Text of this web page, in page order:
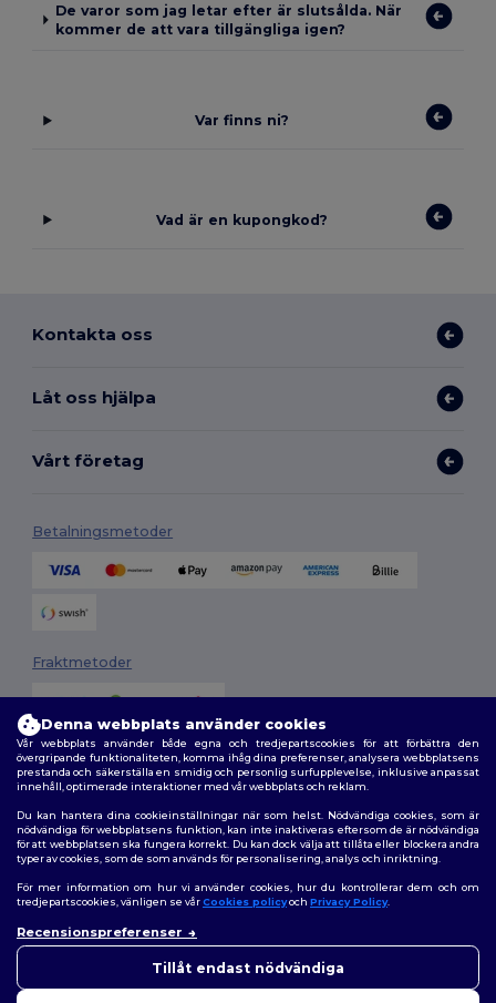
De varor som jag letar efter är slutsålda. När
kommer de att vara tillgängliga igen?
Var finns ni?
Vad är en kupongkod?
Kontakta oss
Låt oss hjälpa
Vårt företag
Betalningsmetoder
Fraktmetoder
2026. Alla rättigheter förbehållna
Allmänna Villkor|Anpassad policy
|Karta över webbplatsen
Följ oss
Denna webbplats använder cookies
Vår webbplats använder både egna och tredjepartscookies för att förbättra den
övergripande funktionaliteten, komma ihåg dina preferenser, analysera webbplatsens
prestanda och säkerställa en smidig och personlig surfupplevelse, inklusive anpassat
innehåll, optimerade interaktioner med vår webbplats och reklam.
Du kan hantera dina cookieinställningar när som helst. Nödvändiga cookies, som är
nödvändiga för webbplatsens funktion, kan inte inaktiveras eftersom de är nödvändiga
för att webbplatsen ska fungera korrekt. Du kan dock välja att tillåta eller blockera andra
typer av cookies, som de som används för personalisering, analys och inriktning.
För mer information om hur vi använder cookies, hur du kontrollerar dem och om
tredjepartscookies, vänligen se vårCookies policyoch Privacy Policy.
Recensionspreferenser
Tillåt endast nödvändiga
funderingar kan du kontakta